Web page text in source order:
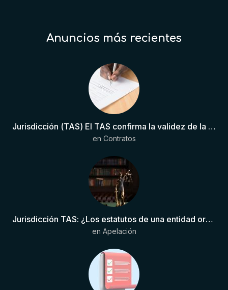
Anuncios más recientes
Jurisdicción (TAS) El TAS confirma la validez de la cláusula de sumisión jurisdiccional en el contrato del futbolista.
en Contratos
Jurisdicción TAS: ¿Los estatutos de una entidad organizadora de una liga de fútbol pueden otorgar competencia de forma directa al TAS?
en Apelación